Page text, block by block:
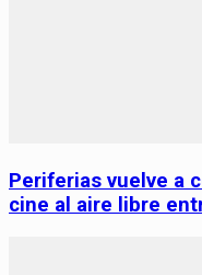
Periferias vuelve a
cine al aire libre